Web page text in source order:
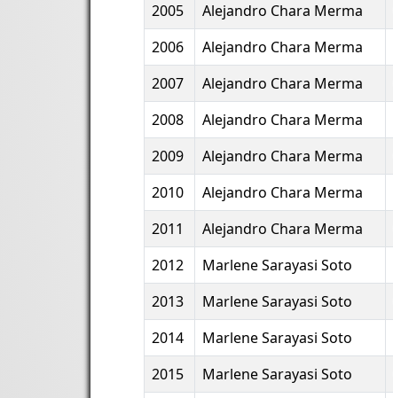
2005
Alejandro Chara Merma
2006
Alejandro Chara Merma
2007
Alejandro Chara Merma
2008
Alejandro Chara Merma
2009
Alejandro Chara Merma
2010
Alejandro Chara Merma
2011
Alejandro Chara Merma
2012
Marlene Sarayasi Soto
2013
Marlene Sarayasi Soto
2014
Marlene Sarayasi Soto
2015
Marlene Sarayasi Soto